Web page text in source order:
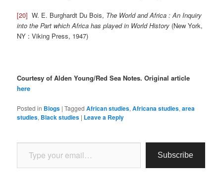
[20] W. E. Burghardt Du Bois, The World and Africa : An Inquiry
into the Part which Africa has played in World History (New York,
NY : Viking Press, 1947)
Courtesy of Alden Young/Red Sea Notes. Original article
here
Posted in Blogs |Tagged African studies,Africana studies,area
studies, Black studies | Leave a Reply
Type your email…
Subscribe